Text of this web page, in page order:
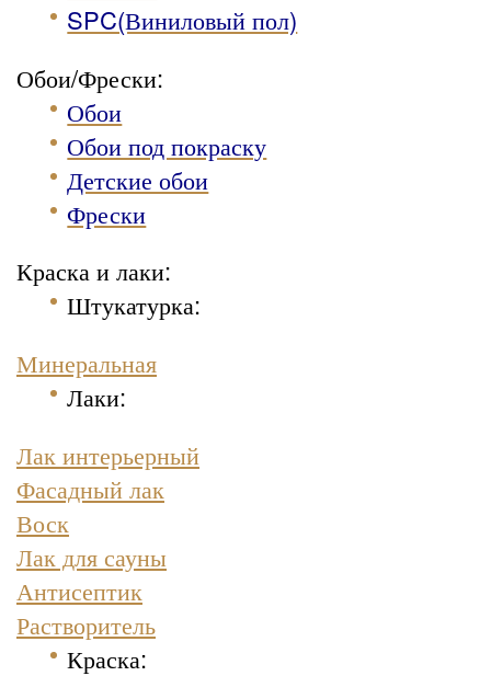
SPC(Виниловый пол)
Обои/Фрески:
Обои
Обои под покраску
Детские обои
Фрески
Краска и лаки:
Штукатурка:
Минеральная
Лаки:
Лак интерьерный
Фасадный лак
Воск
Лак для сауны
Антисептик
Растворитель
Краска: